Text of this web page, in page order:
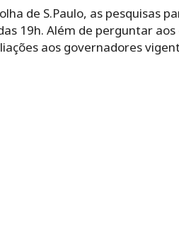
de S.Paulo, as pesquisas
19h. Além de perguntar
aos governadores